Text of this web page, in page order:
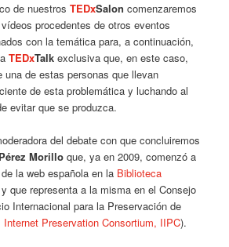
de nuestrosTEDxSalon comenzaremos
procedentes de otros eventos
con la temática para, a continuación,
TEDxTalk exclusiva que, en este caso,
una de estas personas que llevan
de esta problemática y luchando al
evitar que se produzca.
del debate con que concluiremos
Morillo que, ya en 2009, comenzó a
la web española en la Biblioteca
que representa a la misma en el Consejo
Internacional para la Preservación de
Internet Preservation Consortium, IIPC).